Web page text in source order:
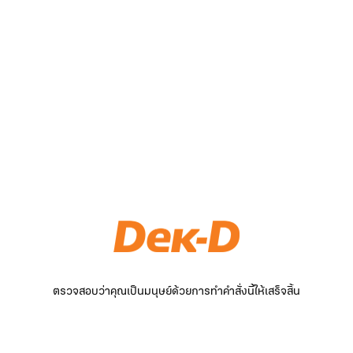
ตรวจสอบว่าคุณเป็นมนุษย์ด้วยการทำคำสั่งนี้ให้เสร็จสิ้น